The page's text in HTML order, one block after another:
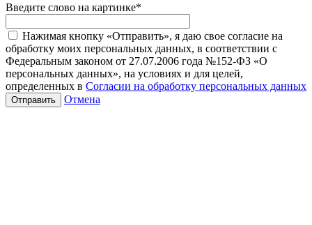
Введите слово на картинке*
Нажимая кнопку «Отправить», я даю свое согласие на
обработку моих персональных данных, в соответствии с
Федеральным законом от 27.07.2006 года №152-ФЗ «О
персональных данных», на условиях и для целей,
определенных в Согласии на обработку персональных данных
Отмена